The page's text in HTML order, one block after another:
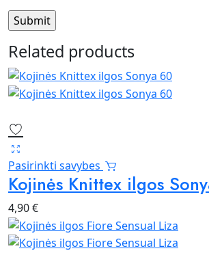
Related products
Pasirinkti savybes
Kojinės Knittex ilgos
4,90€